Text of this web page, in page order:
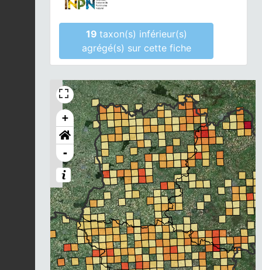
19 taxon(s) inférieur(s)
agrégé(s) sur cette fiche
+
-